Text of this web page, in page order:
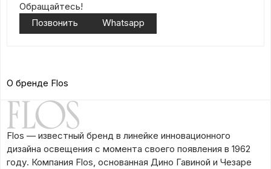
Обращайтесь!
Позвонить
Whatsapp
О бренде Flos
Flos — известный бренд в линейке инновационного
дизайна освещения с момента своего появления в 1962
году. Компания Flos, основанная Дино Гавиной и Чезаре